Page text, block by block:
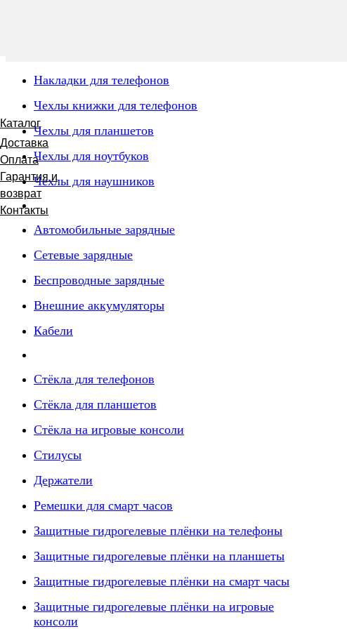
Каталог
Доставка
Оплата
Гарантия и
возврат
Контакты
Накладки для телефонов
Чехлы книжки для телефонов
Чехлы для планшетов
Чехлы для ноутбуков
Чехлы для наушников
Автомобильные зарядные
Сетевые зарядные
Беспроводные зарядные
Внешние аккумуляторы
Кабели
Стёкла для телефонов
Стёкла для планшетов
Стёкла на игровые консоли
Стилусы
Держатели
Ремешки для смарт часов
Защитные гидрогелевые плёнки на телефоны
Защитные гидрогелевые плёнки на планшеты
Защитные гидрогелевые плёнки на смарт часы
Защитные гидрогелевые плёнки на игровые
консоли